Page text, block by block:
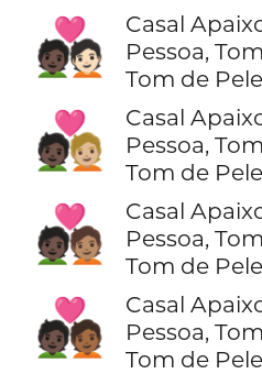
🧑🏿‍❤️‍🧑🏻
Casal
Pessoa,
Tom de
🧑🏿‍❤️‍🧑🏼
Casal
Pessoa,
Tom de
🧑🏿‍❤️‍🧑🏽
Casal
Pessoa,
Tom de
🧑🏿‍❤️‍🧑🏾
Casal
Pessoa,
Tom de